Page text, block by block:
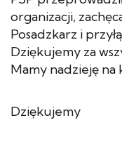
organizacji,
Posadzkarz i
Dziękujemy za
Mamy nadzieję na
Dziękujemy